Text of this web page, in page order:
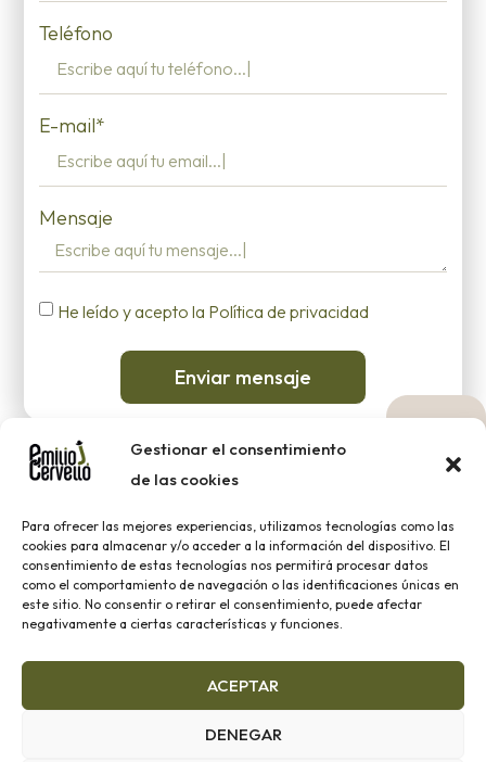
Gestionar el consentimiento
de las cookies
Para ofrecer las mejores experiencias, utilizamos tecnologías como las
cookies para almacenar y/o acceder a la información del dispositivo. El
consentimiento de estas tecnologías nos permitirá procesar datos
como el comportamiento de navegación o las identificaciones únicas en
este sitio. No consentir o retirar el consentimiento, puede afectar
negativamente a ciertas características y funciones.
ACEPTAR
DENEGAR
Teléfono
E-mail*
Mensaje
He leído y acepto la Política de privacidad
Enviar mensaje
2023 ® EMILIO J. CERVELLÓ |Aviso legal|Política de
cookies
Política de Privacidad
ENCUÉNTRANOS EN
RRSS
Financiado por el Programa Kit Digital. Plan de Recuperación,
Transformación y Resiliencia de España «Next Generation EU»